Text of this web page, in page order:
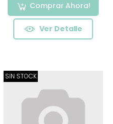
Comprar Ahora!
Ver Detalle
SIN STOCK